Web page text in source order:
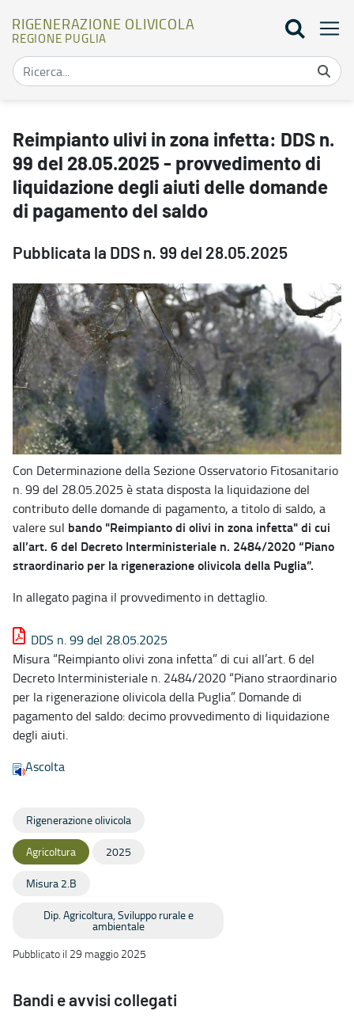
RIGENERAZIONE OLIVICOLA
REGIONE PUGLIA
Reimpianto ulivi in zona infetta: DDS n.
99 del 28.05.2025 - provvedimento di
liquidazione degli aiuti delle domande
di pagamento del saldo
Pubblicata la DDS n. 99 del 28.05.2025
Con Determinazione della Sezione Osservatorio Fitosanitario
n. 99 del 28.05.2025 è stata disposta la liquidazione del
contributo delle domande di pagamento, a titolo di saldo, a
valere sul bando "Reimpianto di olivi in zona infetta" di cui
all’art. 6 del Decreto Interministeriale n. 2484/2020 “Piano
straordinario per la rigenerazione olivicola della Puglia”.
In allegato pagina il provvedimento in dettaglio.
DDS n. 99 del 28.05.2025
Misura “Reimpianto olivi zona infetta” di cui all’art. 6 del
Decreto Interministeriale n. 2484/2020 “Piano straordinario
per la rigenerazione olivicola della Puglia”. Domande di
pagamento del saldo: decimo provvedimento di liquidazione
degli aiuti.
Ascolta
Rigenerazione olivicola
Agricoltura 2025
Misura 2.B
Dip. Agricoltura, Sviluppo rurale e
ambientale
Pubblicato il 29 maggio 2025
Bandi e avvisi collegati